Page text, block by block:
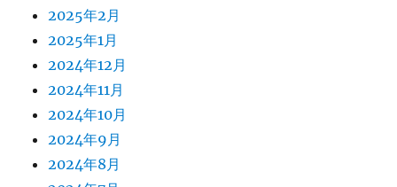
2025年2月
2025年1月
2024年12月
2024年11月
2024年10月
2024年9月
2024年8月